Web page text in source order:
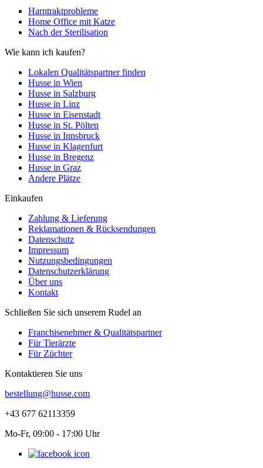
Harntraktprobleme
Home Office mit Katze
Nach der Sterilisation
Wie kann ich kaufen?
Lokalen Qualitätspartner finden
Husse in Wien
Husse in Salzburg
Husse in Linz
Husse in Eisenstadt
Husse in St. Pölten
Husse in Innsbruck
Husse in Klagenfurt
Husse in Bregenz
Husse in Graz
Andere Plätze
Einkaufen
Zahlung & Lieferung
Reklamationen & Rücksendungen
Datenschutz
Impressum
Nutzungsbedingungen
Datenschutzerklärung
Über uns
Kontakt
Schließen Sie sich unserem Rudel an
Franchisenehmer & Qualitätspartner
Für Tierärzte
Für Züchter
Kontaktieren Sie uns
bestellung@husse.com
+43 677 62113359
Mo-Fr, 09:00 - 17:00 Uhr